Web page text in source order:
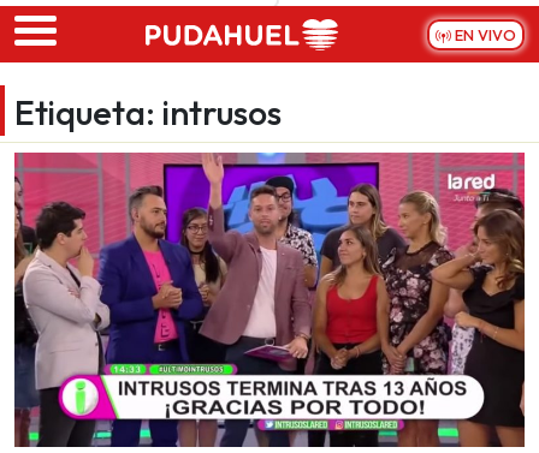
Skip to main content
EN VIVO
Etiqueta: intrusos